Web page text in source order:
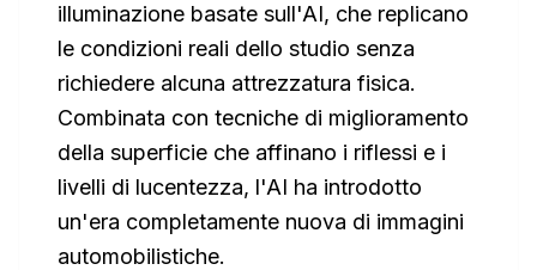
illuminazione basate sull'AI, che replicano
le condizioni reali dello studio senza
richiedere alcuna attrezzatura fisica.
Combinata con tecniche di miglioramento
della superficie che affinano i riflessi e i
livelli di lucentezza, l'AI ha introdotto
un'era completamente nuova di immagini
automobilistiche.